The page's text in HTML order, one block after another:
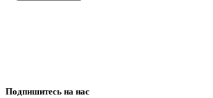
Подпишитесь на нас